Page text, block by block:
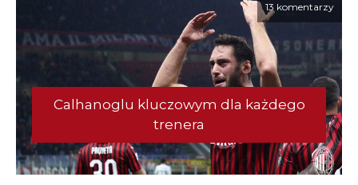
13 komentarzy
Calhanoglu kluczowym dla każdego
trenera